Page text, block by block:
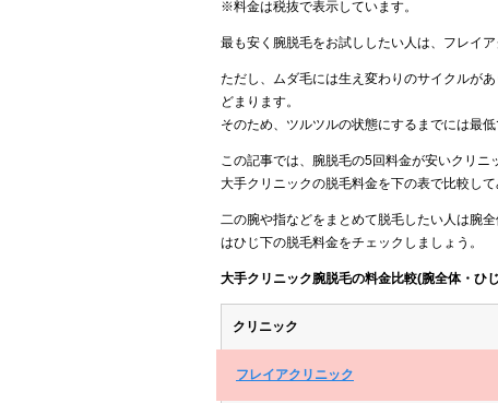
※料金は税抜で表示しています。
最も安く腕脱毛をお試ししたい人は、フレイア
ただし、ムダ毛には生え変わりのサイクルが
どまります。
そのため、ツルツルの状態にするまでには最
この記事では、腕脱毛の5回料金が安いクリニ
大手クリニックの脱毛料金を下の表で比較して
二の腕や指などをまとめて脱毛したい人は腕
はひじ下の脱毛料金をチェックしましょう。
大手クリニック腕脱毛の料金比較(腕全体・ひ
クリニック
フレイアクリニック